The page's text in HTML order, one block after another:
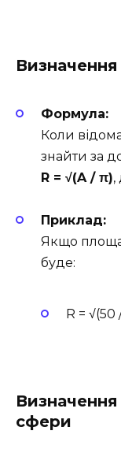
Формула:
Коли
знайти за
R = √(A / π),
Приклад:
Якщо площа
буде:
R =
Визначення
сфери